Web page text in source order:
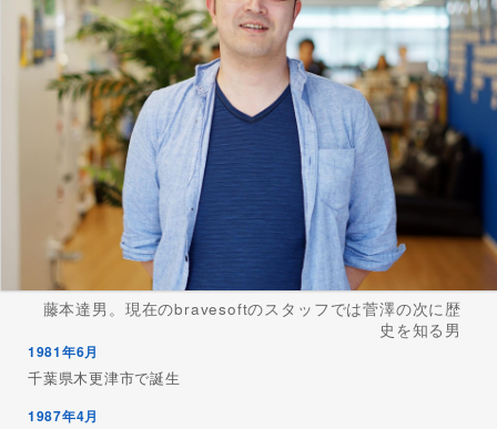
藤本達男。現在のbravesoftのスタッフでは菅澤の次に歴
史を知る男
1981年6月
千葉県木更津市で誕生
1987年4月